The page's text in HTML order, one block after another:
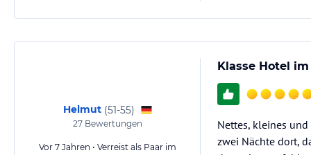
Helmut (51-55)
27 Bewertungen
Vor 7 Jahren • Verreist als Paar im
Klasse Hotel
Nettes, kleines
zwei Nächte dort,